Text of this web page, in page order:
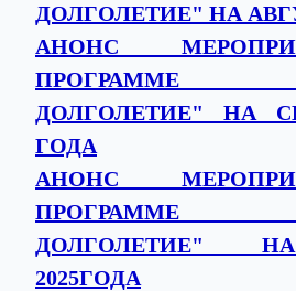
ДОЛГОЛЕТИЕ" НА
АНОНС
ПРОГРАММЕ
ДОЛГОЛЕТИЕ" НА
ГОДА
АНОНС
ПРОГРАММЕ
ДОЛГОЛЕТИЕ"
2025ГОДА